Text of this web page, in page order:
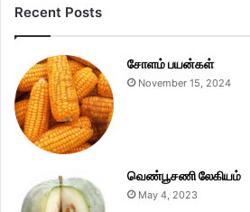
Recent Posts
சோளம் பயன்கள்
November 15, 2024
வெண்பூசணி லேகியம்
May 4, 2023